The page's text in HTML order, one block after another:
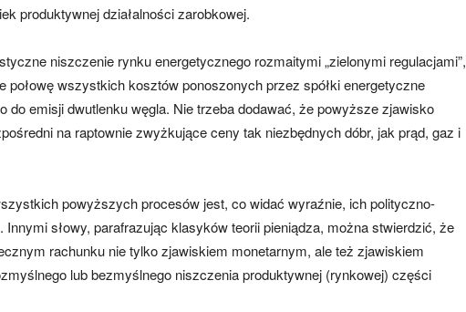
produktywnej działalności zarobkowej.
niszczenie rynku energetycznego rozmaitymi „zielonymi regulacjami”,
połowę wszystkich kosztów ponoszonych przez spółki energetyczne
do emisji dwutlenku węgla. Nie trzeba dodawać, że powyższe zjawisko
na raptownie zwyżkujące ceny tak niezbędnych dóbr, jak prąd, gaz i
powyższych procesów jest, co widać wyraźnie, ich polityczno-
słowy, parafrazując klasyków teorii pieniądza, można stwierdzić, że
rachunku nie tylko zjawiskiem monetarnym, ale też zjawiskiem
lub bezmyślnego niszczenia produktywnej (rynkowej) części